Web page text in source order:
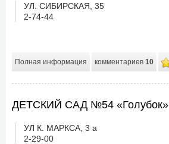
УЛ. СИБИРСКАЯ, 35
2-74-44
Полная информация комментариев 10
ДЕТСКИЙ САД №54 «Голубок»
УЛ К. МАРКСА, 3 а
2-29-00